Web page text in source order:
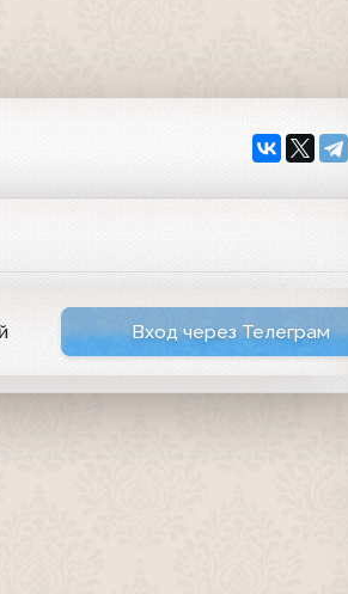
Вход через Телеграм